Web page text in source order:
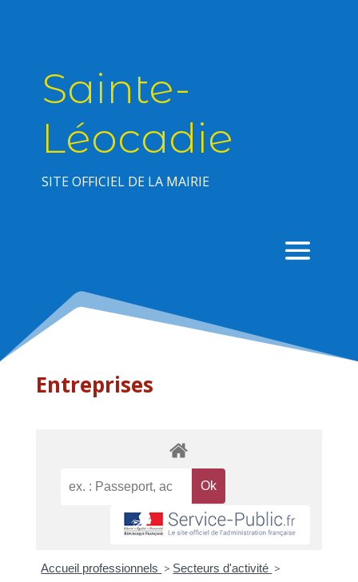
Sainte-
Léocadie
SITE OFFICIEL DE LA MAIRIE
Entreprises
Accueil professionnels > Secteurs d'activité >